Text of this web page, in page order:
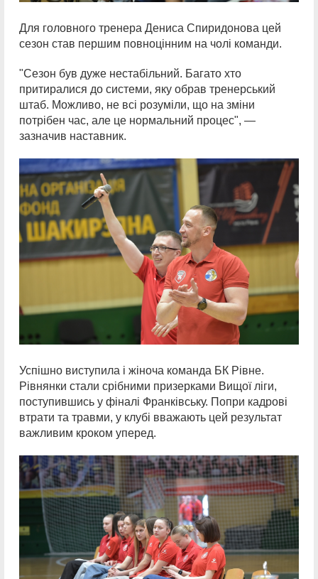
Для головного тренера Дениса Спиридонова цей
сезон став першим повноцінним на чолі команди.
"Сезон був дуже нестабільний. Багато хто
притиралися до системи, яку обрав тренерський
штаб. Можливо, не всі розуміли, що на зміни
потрібен час, але це нормальний процес", —
зазначив наставник.
Успішно виступила і жіноча команда БК Рівне.
Рівнянки стали срібними призерками Вищої ліги,
поступившись у фіналі Франківську. Попри кадрові
втрати та травми, у клубі вважають цей результат
важливим кроком уперед.